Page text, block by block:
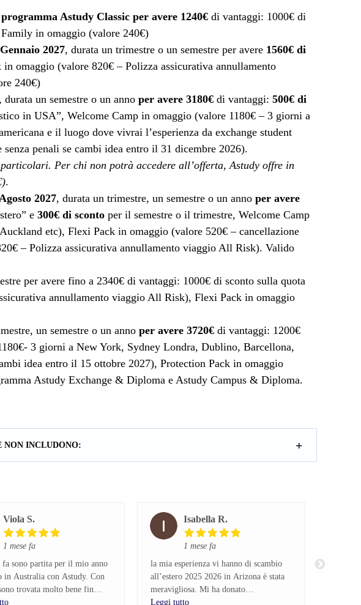
Astudy Classic per avere 1240€ di vantaggi: 1000€ di
in omaggio (valore 240€)
2027, durata un trimestre o un semestre per avere 1560€ di
omaggio (valore 820€ – Polizza assicurativa annullamento
240€)
, durata un semestre o un anno per avere 3180€ di vantaggi: 500€ di
in USA”, Welcome Camp in omaggio (valore 1180€ – 3 giorni a
e il luogo dove vivrai l’esperienza da exchange student
penali se cambi idea entro il 31 dicembre 2026).
Per chi non potrà accedere all’offerta, Astudy offre in
.
2027, durata un trimestre, un semestre o un anno per avere
e 300€ di sconto per il semestre o il trimestre, Welcome Camp
etc), Flexi Pack in omaggio (valore 520€ – cancellazione
– Polizza assicurativa annullamento viaggio All Risk). Valido
per avere fino a 2340€ di vantaggi: 1000€ di sconto sulla quota
annullamento viaggio All Risk), Flexi Pack in omaggio
un semestre o un anno per avere 3720€ di vantaggi: 1200€
3 giorni a New York, Sydney Londra, Dublino, Barcellona,
idea entro il 15 ottobre 2027), Protection Pack in omaggio
Astudy Exchange & Diploma e Astudy Campus & Diploma.
NON INCLUDONO:
Viola S.
1 mese fa
fa sono partita per il mio anno
in Australia con Astudy. Con
trovata molto bene fin
hanno sempre risposto a dubbi
Isabella R.
1 mese fa
la mia esperienza vi hanno di scambio
all’estero 2025 2026 in Arizona è stata
meravigliosa. Mi ha donato
consapevolezze che non avrei potuto
Leggi tutto